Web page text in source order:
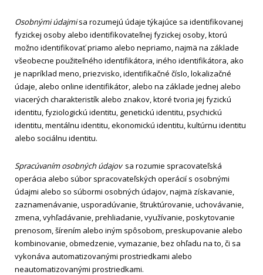
Osobnými údajmisa rozumejú údaje týkajúce sa identifikovanej
fyzickej osoby alebo identifikovateľnej fyzickej osoby, ktorú
možno identifikovať priamo alebo nepriamo, najmä na základe
všeobecne použiteľného identifikátora, iného identifikátora, ako
je napríklad meno, priezvisko, identifikačné číslo, lokalizačné
údaje, alebo online identifikátor, alebo na základe jednej alebo
viacerých charakteristík alebo znakov, ktoré tvoria jej fyzickú
identitu, fyziologickú identitu, genetickú identitu, psychickú
identitu, mentálnu identitu, ekonomickú identitu, kultúrnu identitu
alebo sociálnu identitu.
Spracúvaním osobných údajovsa rozumie spracovateľská
operácia alebo súbor spracovateľských operácií s osobnými
údajmi alebo so súbormi osobných údajov, najmä získavanie,
zaznamenávanie, usporadúvanie, štruktúrovanie, uchovávanie,
zmena, vyhľadávanie, prehliadanie, využívanie, poskytovanie
prenosom, šírením alebo iným spôsobom, preskupovanie alebo
kombinovanie, obmedzenie, vymazanie, bez ohľadu na to, či sa
vykonáva automatizovanými prostriedkami alebo
neautomatizovanými prostriedkami.